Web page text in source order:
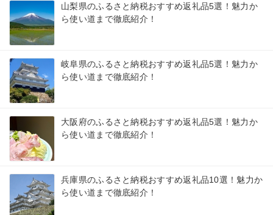
山梨県のふるさと納税おすすめ返礼品5選！魅力か
ら使い道まで徹底紹介！
岐阜県のふるさと納税おすすめ返礼品5選！魅力か
ら使い道まで徹底紹介！
大阪府のふるさと納税おすすめ返礼品5選！魅力か
ら使い道まで徹底紹介！
兵庫県のふるさと納税おすすめ返礼品10選！魅力か
ら使い道まで徹底紹介！